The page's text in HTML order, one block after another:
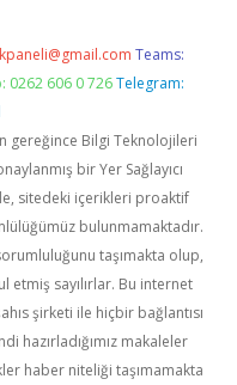
Teams:
0262 606 0 726 Telegram:
gereğince Bilgi Teknolojileri
bir Yer Sağlayıcı
sitedeki içerikleri proaktif
bulunmamaktadır.
taşımakta olup,
etmiş sayılırlar. Bu internet
şirketi ile hiçbir bağlantısı
hazırladığımız makaleler
haber niteliği taşımamakta